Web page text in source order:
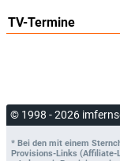
TV-Termine
© 1998 - 2026
* Bei den mit einem
Provisions-Links (Affiliate-